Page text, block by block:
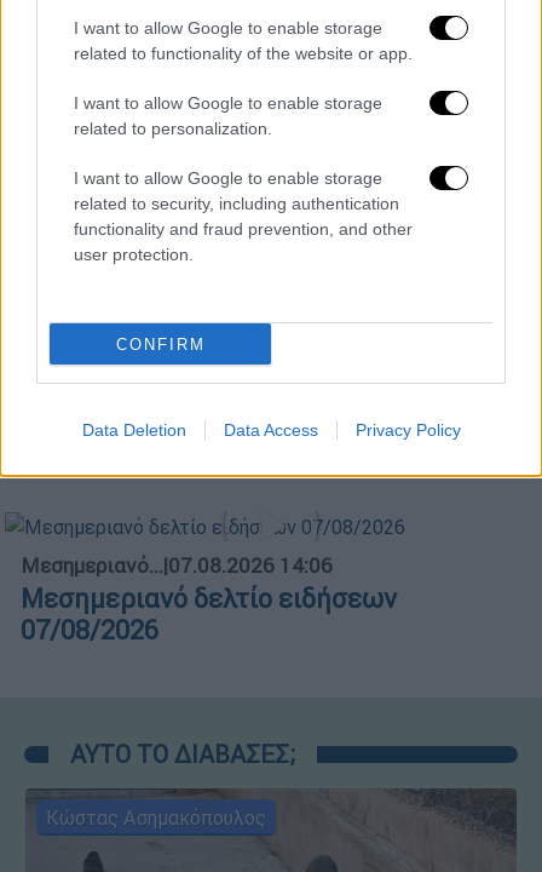
I want to allow Google to enable storage
related to functionality of the website or app.
I want to allow Google to enable storage
related to personalization.
I want to allow Google to enable storage
related to security, including authentication
functionality and fraud prevention, and other
user protection.
CONFIRM
Data Deletion Data Access Privacy Policy
ΑΠΟΣΠΑΣΜΑΤΑ...|07.08.2026 14:13
Ανησυχία για την έξαρση της γρίπης Α
σε τουριστικούς προορισμούς
Κεντρικό...|07.08.2026 19:53
Κεντρικό δελτίο ειδήσεων 07/08/2026
ΑΠΟΣΠΑΣΜΑΤΑ...|07.08.2026 14:21
Σέρρες: Νεκροί μητέρα και γιος σε
Μεσημεριανό...|07.08.2026 14:06
Μεσημεριανό δελτίο ειδήσεων
07/08/2026
ΑΥΤΟ ΤΟ ΔΙΑΒΑΣΕΣ;
Κώστας Ασημακόπουλος